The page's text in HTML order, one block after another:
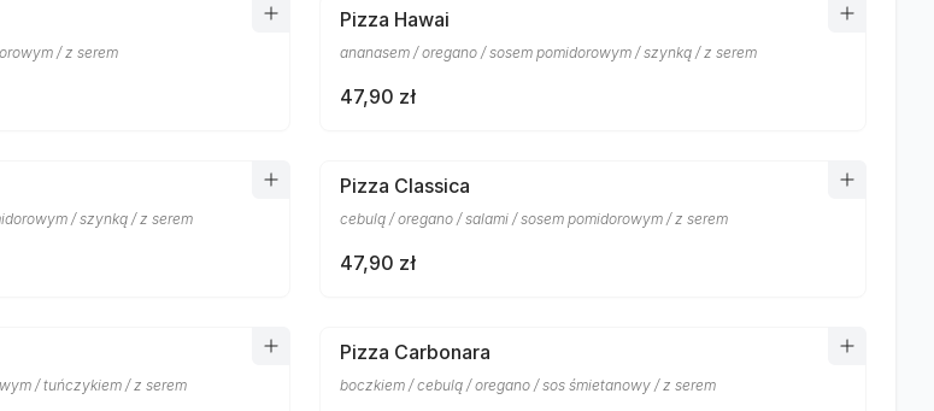
/ z serem
Pizza Hawai
ananasem / oregano / sosem pomidorowym / szynką / z serem
47,90 zł
/ szynką / z serem
Pizza Classica
cebulą / oregano / salami / sosem pomidorowym / z serem
47,90 zł
/ tuńczykiem / z serem
Pizza Carbonara
boczkiem / cebulą / oregano / sos śmietanowy / z serem